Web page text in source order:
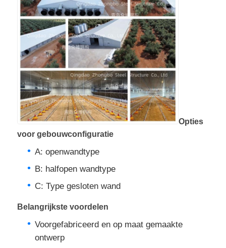
Bouwconstructie van stalen structuur
Poedergecoate stalen structuur
Opties
voor gebouwconfiguratie
A: openwandtype
B: halfopen wandtype
C: Type gesloten wand
Belangrijkste voordelen
Voorgefabriceerd en op maat gemaakte
ontwerp